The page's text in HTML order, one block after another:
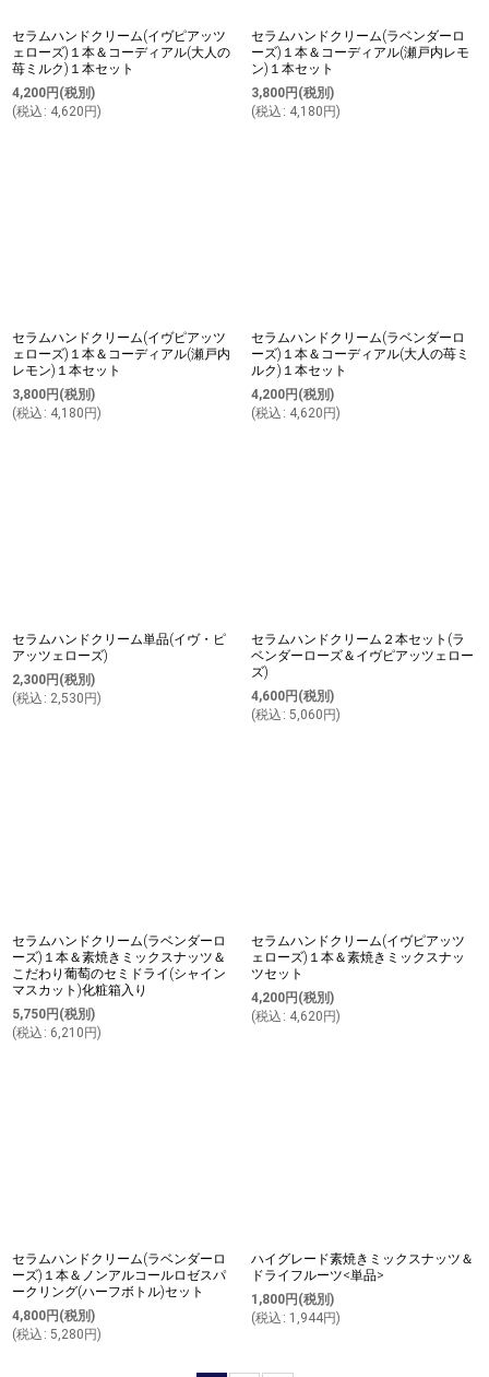
セラムハンドクリーム(イヴピアッツ
ェローズ)１本＆コーディアル(大人の
苺ミルク)１本セット
4,200円 (税別)
(税込 : 4,620 円)
セラムハンドクリーム(ラベンダーロ
ーズ)１本＆コーディアル(瀬戸内レモ
ン)１本セット
3,800円 (税別)
(税込 : 4,180 円)
セラムハンドクリーム(イヴピアッツ
ェローズ)１本＆コーディアル(瀬戸内
レモン)１本セット
3,800円 (税別)
(税込 : 4,180 円)
セラムハンドクリーム(ラベンダーロ
ーズ)１本＆コーディアル(大人の苺ミ
ルク)１本セット
4,200円 (税別)
(税込 : 4,620 円)
セラムハンドクリーム単品(イヴ・ピ
アッツェローズ)
2,300円 (税別)
(税込 : 2,530 円)
セラムハンドクリーム２本セット(ラ
ベンダーローズ＆イヴピアッツェロー
ズ)
4,600円 (税別)
(税込 : 5,060 円)
セラムハンドクリーム(ラベンダーロ
ーズ)１本＆素焼きミックスナッツ＆
こだわり葡萄のセミドライ(シャイン
マスカット)化粧箱入り
5,750円 (税別)
(税込 : 6,210 円)
セラムハンドクリーム(イヴピアッツ
ェローズ)１本＆素焼きミックスナッ
ツセット
4,200円 (税別)
(税込 : 4,620 円)
セラムハンドクリーム(ラベンダーロ
ーズ)１本＆ノンアルコールロゼスパ
ークリング(ハーフボトル)セット
4,800円 (税別)
(税込 : 5,280 円)
ハイグレード素焼きミックスナッツ＆
ドライフルーツ<単品>
1,800円 (税別)
(税込 : 1,944円)